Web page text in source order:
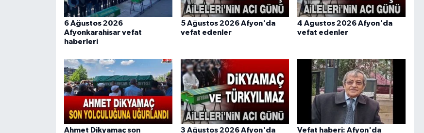
6 Ağustos 2026
Afyonkarahisar vefat
haberleri
5 Ağustos 2026 Afyon'da
vefat edenler
4 Agustos 2026 Afyon'da
vefat edenler
Ahmet Dikyamaç son
3 Ağustos 2026 Afyon'da
Vefat haberi: Afyon'da